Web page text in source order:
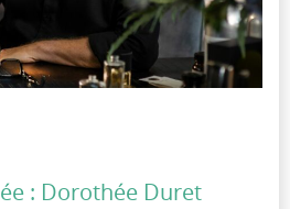
: Dorothée Duret